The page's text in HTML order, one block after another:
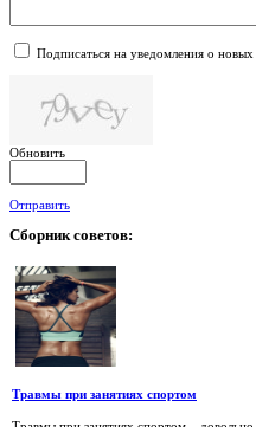
Подписаться на уведомления о
Обновить
Отправить
Сборниксоветов:
Травмы при занятиях спортом